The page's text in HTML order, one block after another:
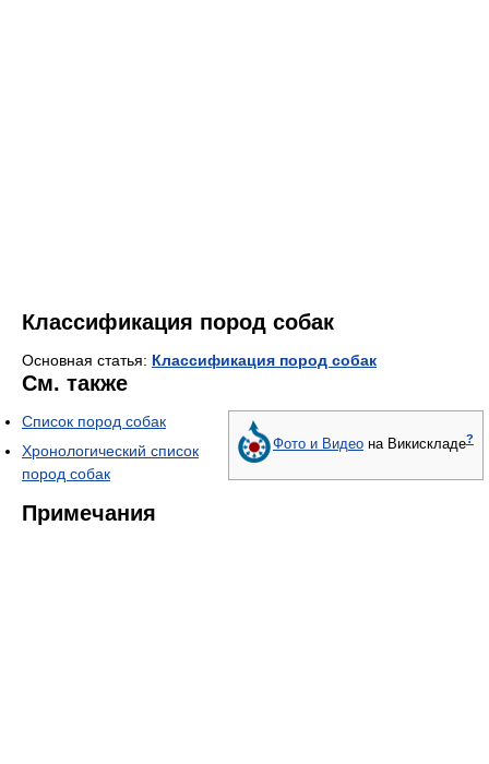
Классификация пород собак
Основная статья: Классификация пород собак
См. также
Фото и Видео на Викискладе?
Список пород собак
Хронологический список
пород собак
Примечания